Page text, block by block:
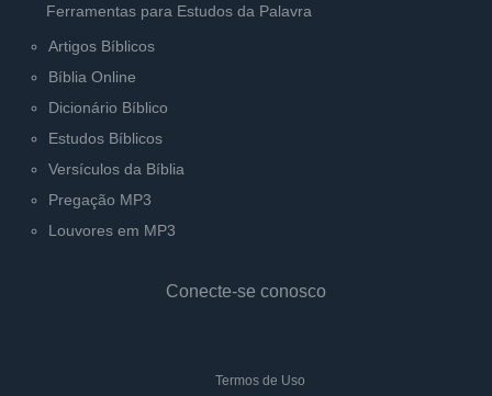
Ferramentas para Estudos da Palavra
Artigos Bíblicos
Bíblia Online
Dicionário Bíblico
Estudos Bíblicos
Versículos da Bíblia
Pregação MP3
Louvores em MP3
Conecte-se conosco
Termos de Uso